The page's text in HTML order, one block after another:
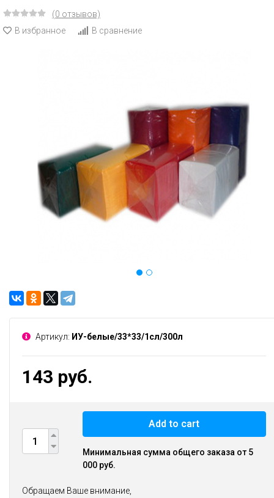
(0 отзывов)
В избранное
В сравнение
Артикул: ИУ-белые/33*33/1сл/300л
143 руб.
Add to cart
Минимальная сумма общего заказа от 5
000 руб.
Обращаем Ваше внимание,